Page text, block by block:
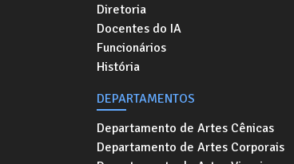
Diretoria
Docentes do IA
Funcionários
História
DEPARTAMENTOS
Departamento de Artes Cênicas
Departamento de Artes Corporais